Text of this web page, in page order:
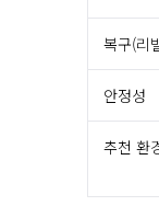
복구(리
안정성
추천 환